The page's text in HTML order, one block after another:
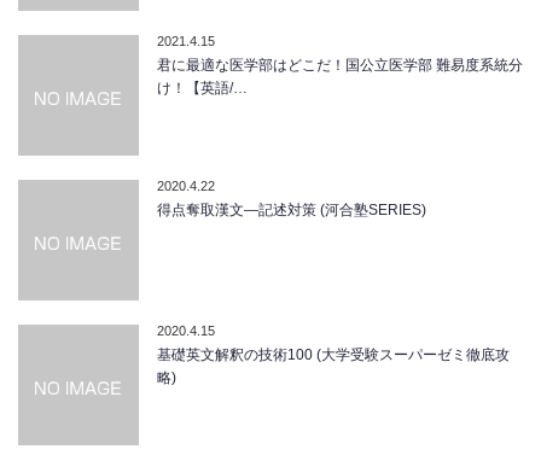
2021.4.15
君に最適な医学部はどこだ！国公立医学部 難易度系統分
け！【英語/…
2020.4.22
得点奪取漢文―記述対策 (河合塾SERIES)
2020.4.15
基礎英文解釈の技術100 (大学受験スーパーゼミ徹底攻
略)